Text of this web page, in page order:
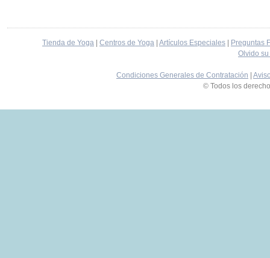
Tienda de Yoga Centros de Yoga Artículos Especiales
Preguntas
Olvido
Condiciones Generales de Contratación
© Todos los